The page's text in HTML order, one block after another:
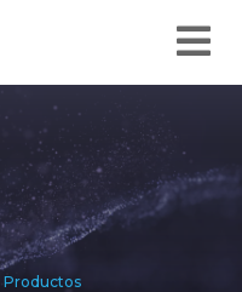
Productos